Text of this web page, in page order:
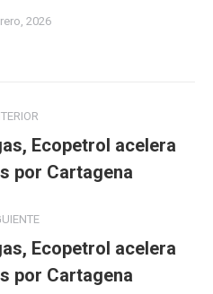
2026
Publicación
anterior:
Ecopetrol acelera
por Cartagena
Publicación
siguiente:
Ecopetrol acelera
por Cartagena